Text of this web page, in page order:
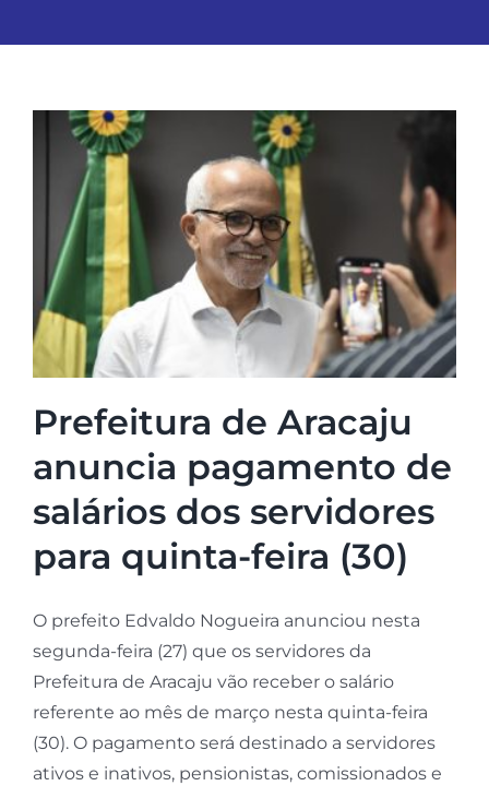
Prefeitura de Aracaju
anuncia pagamento de
salários dos servidores
para quinta-feira (30)
O prefeito Edvaldo Nogueira anunciou nesta
segunda-feira (27) que os servidores da
Prefeitura de Aracaju vão receber o salário
referente ao mês de março nesta quinta-feira
(30). O pagamento será destinado a servidores
ativos e inativos, pensionistas, comissionados e